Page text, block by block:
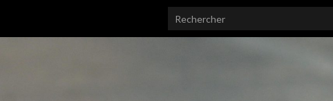
Search for: